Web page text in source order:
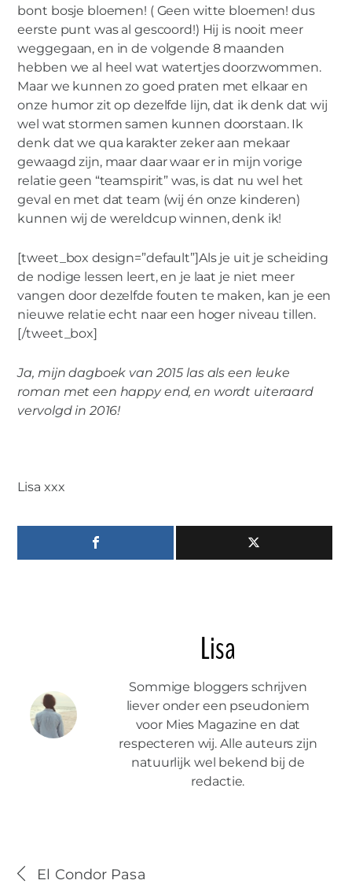
bont bosje bloemen! ( Geen witte bloemen! dus
eerste punt was al gescoord!) Hij is nooit meer
weggegaan, en in de volgende 8 maanden
hebben we al heel wat watertjes doorzwommen.
Maar we kunnen zo goed praten met elkaar en
onze humor zit op dezelfde lijn, dat ik denk dat wij
wel wat stormen samen kunnen doorstaan. Ik
denk dat we qua karakter zeker aan mekaar
gewaagd zijn, maar daar waar er in mijn vorige
relatie geen “teamspirit” was, is dat nu wel het
geval en met dat team (wij én onze kinderen)
kunnen wij de wereldcup winnen, denk ik!
[tweet_box design=”default”]Als je uit je scheiding
de nodige lessen leert, en je laat je niet meer
vangen door dezelfde fouten te maken, kan je een
nieuwe relatie echt naar een hoger niveau tillen.
[/tweet_box]
Ja, mijn dagboek van 2015 las als een leuke
roman met een happy end, en wordt uiteraard
vervolgd in 2016!
Lisa xxx
Lisa
Sommige bloggers schrijven
liever onder een pseudoniem
voor Mies Magazine en dat
respecteren wij. Alle auteurs zijn
natuurlijk wel bekend bij de
redactie.
El Condor Pasa